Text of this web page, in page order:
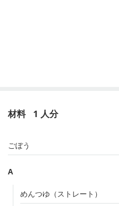
材料 1 人分
ごぼう
A
めんつゆ（ストレート）